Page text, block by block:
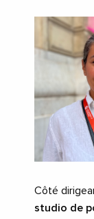
Côté
studio de